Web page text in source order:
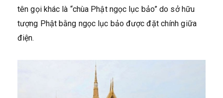
tên gọi khác là “chùa Phật ngọc lục bảo” do sở hữu
tượng Phật bằng ngọc lục bảo được đặt chính giữa
điện.